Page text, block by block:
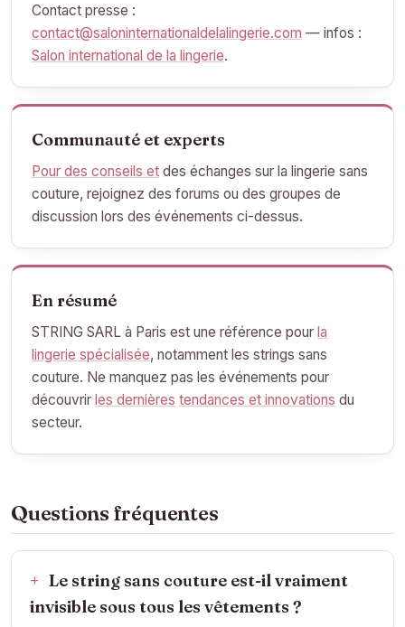
Contact presse :
contact@saloninternationaldelalingerie.com — infos :
Salon international de la lingerie.
Communauté et experts
Pour des conseils et des échanges sur la lingerie sans
couture, rejoignez des forums ou des groupes de
discussion lors des événements ci-dessus.
En résumé
STRING SARL à Paris est une référence pour la
lingerie spécialisée, notamment les strings sans
couture. Ne manquez pas les événements pour
découvrir les dernières tendances et innovations du
secteur.
Questions fréquentes
Le string sans couture est-il vraiment
invisible sous tous les vêtements ?